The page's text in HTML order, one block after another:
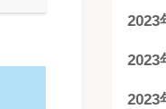
2023
2023
2023